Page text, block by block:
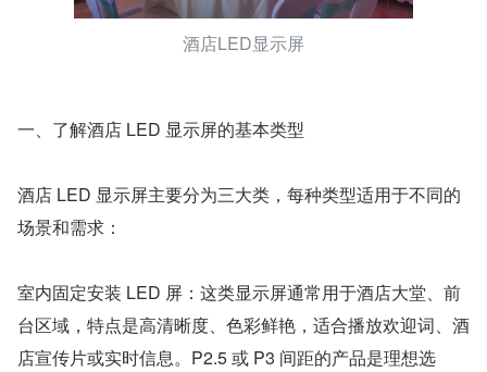
酒店LED显示屏
一、了解酒店 LED 显示屏的基本类型
酒店 LED 显示屏主要分为三大类，每种类型适用于不同的
场景和需求：
室内固定安装 LED 屏：这类显示屏通常用于酒店大堂、前
台区域，特点是高清晰度、色彩鲜艳，适合播放欢迎词、酒
店宣传片或实时信息。P2.5 或 P3 间距的产品是理想选